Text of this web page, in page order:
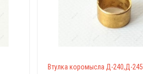
Втулка коромысла Д-240,Д-245